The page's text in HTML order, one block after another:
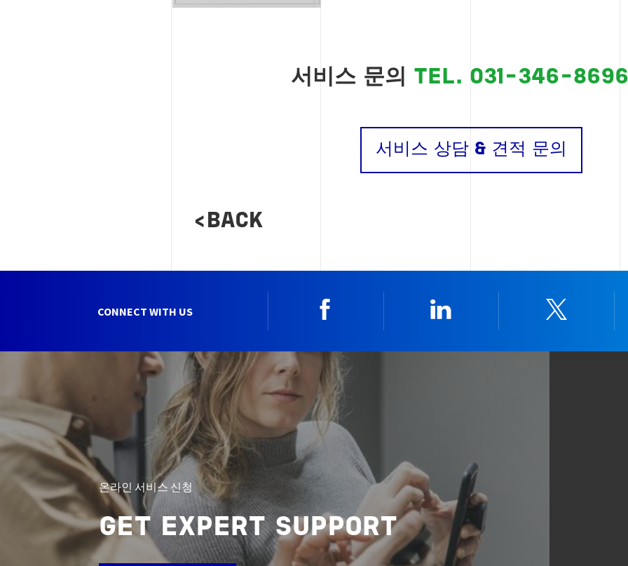
서비스 문의 TEL. 031-346-
서비스 상담 & 견적 문의
<BACK
CONNECT WITH US
온라인 서비스 신청
GET EXPERT SUPPORT